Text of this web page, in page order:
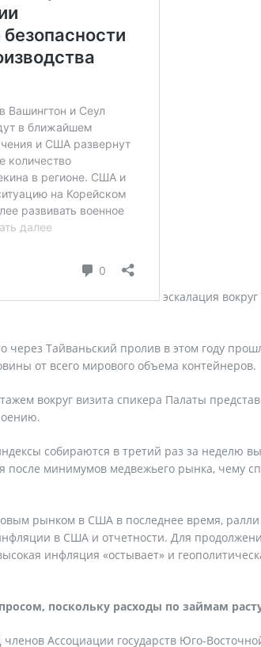
эскалация
через Тайваньский пролив в этом году
от всего мирового объема контейнеров.
вокруг визита спикера Палаты
собираются в третий раз за неделю
после минимумов медвежьего рынка, чему
рынком в США в последнее время, ралли
в США и отчетности. Для
инфляция «остывает» и
поскольку расходы по займам
Ассоциации государств Юго-